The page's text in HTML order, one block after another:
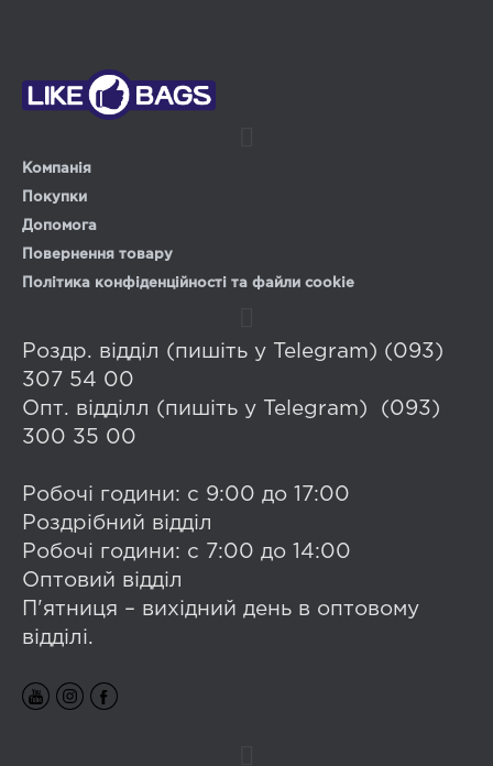
Компанія
Покупки
Допомога
Повернення товару
Політика конфіденційності та файли cookie
Роздр. відділ (пишіть у Telegram) (093)
307 54 00
Опт. відділл (пишіть у Telegram) (093)
300 35 00
Робочі години: с 9:00 до 17:00
Роздрібний відділ
Робочі години: с 7:00 до 14:00
Оптовий відділ
П'ятниця – вихідний день в оптовому
відділі.